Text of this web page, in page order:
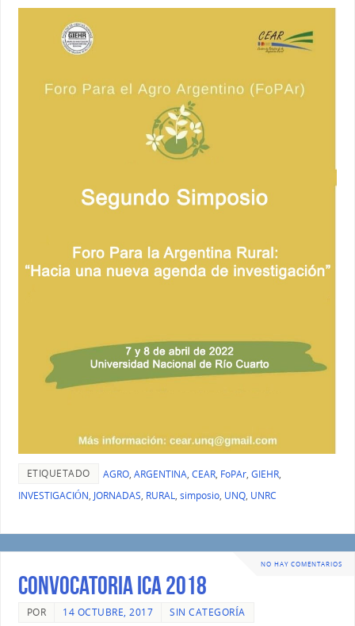
ETIQUETADO AGRO, ARGENTINA, CEAR, FoPAr, GIEHR,
INVESTIGACIÓN, JORNADAS, RURAL, simposio, UNQ, UNRC
NO HAY COMENTARIOS
Convocatoria ICA 2018
POR 14 OCTUBRE, 2017 SIN CATEGORÍA